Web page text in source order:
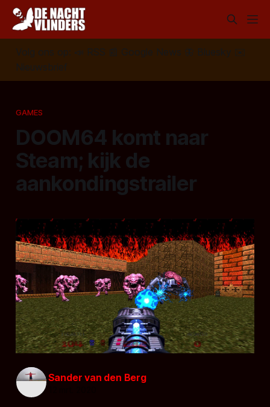
Volg ons op: 📣 RSS 📰 Google News 🦋 Bluesky
✉️
Nieuwsbrief
GAMES
DOOM64 komt naar
Steam; kijk de
aankondingstrailer
Sander van den Berg